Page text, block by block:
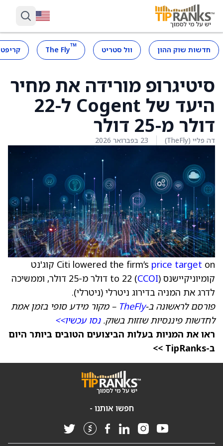
חדשות שוק ההון וול סטריט ™
The Fly
סיטיגרופ מורידה את מחיר
היעד של Cogent ל-22
דולר מ-25 דולר
דה פליי (TheFly) 23 בפברואר 2026
Citi lowered the firm’s price target
on קוג'נט
קומיוניקיישנס (CCOI
) to 22 דולר מ-25 דולר, וממשיכה
לדרג את המניה בדירוג ניטרלי (ניטרלי).
פורסם לראשונה ב-TheFly – מקור מידע סופי בזמן אמת
לחדשות פיננסיות שזזות בשוק.נסו עכשיו>>
ראו את המניות בעלות הביצועים הטובים ביותר היום
ב-TipRanks >>
חפשו אותנו -